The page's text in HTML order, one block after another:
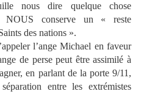
nous dire quelque chose
conserve un « reste
des nations ».
l’ange Michael en faveur
de perse peut être assimilé à
en parlant de la porte 9/11,
entre les extrémistes